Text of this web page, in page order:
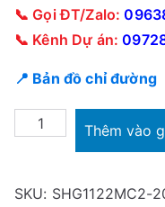
📞 Gọi ĐT/Zalo:
📞 Kênh Dự án:
📍 Bản đồ chỉ đường
Sunhouse
Thêm vào
SKU: SHG1122MC2-